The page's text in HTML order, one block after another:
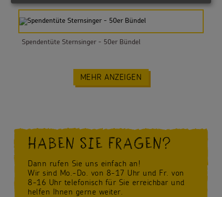
Spendentüte Sternsinger - 50er Bündel
MEHR ANZEIGEN
HABEN SIE FRAGEN?
Dann rufen Sie uns einfach an!
Wir sind Mo.-Do. von 8-17 Uhr und Fr. von
8-16 Uhr telefonisch für Sie erreichbar und
helfen Ihnen gerne weiter.